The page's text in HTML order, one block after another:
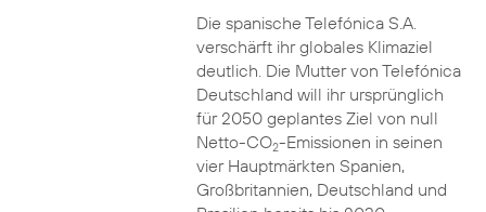
Die spanische Telefónica S.A.
verschärft ihr globales Klimaziel
deutlich. Die Mutter von Telefónica
Deutschland will ihr ursprünglich
für 2050 geplantes Ziel von null
Netto-CO2-Emissionen in seinen
vier Hauptmärkten Spanien,
Großbritannien, Deutschland und